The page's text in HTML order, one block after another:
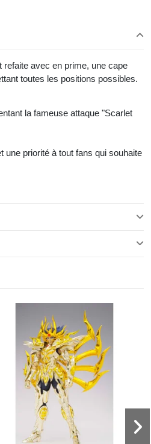
avec en prime, une cape
toutes les positions possibles.
la fameuse attaque "Scarlet
priorité à tout fans qui souhaite